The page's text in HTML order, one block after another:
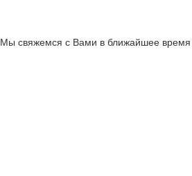
Мы свяжемся с Вами в ближайшее время